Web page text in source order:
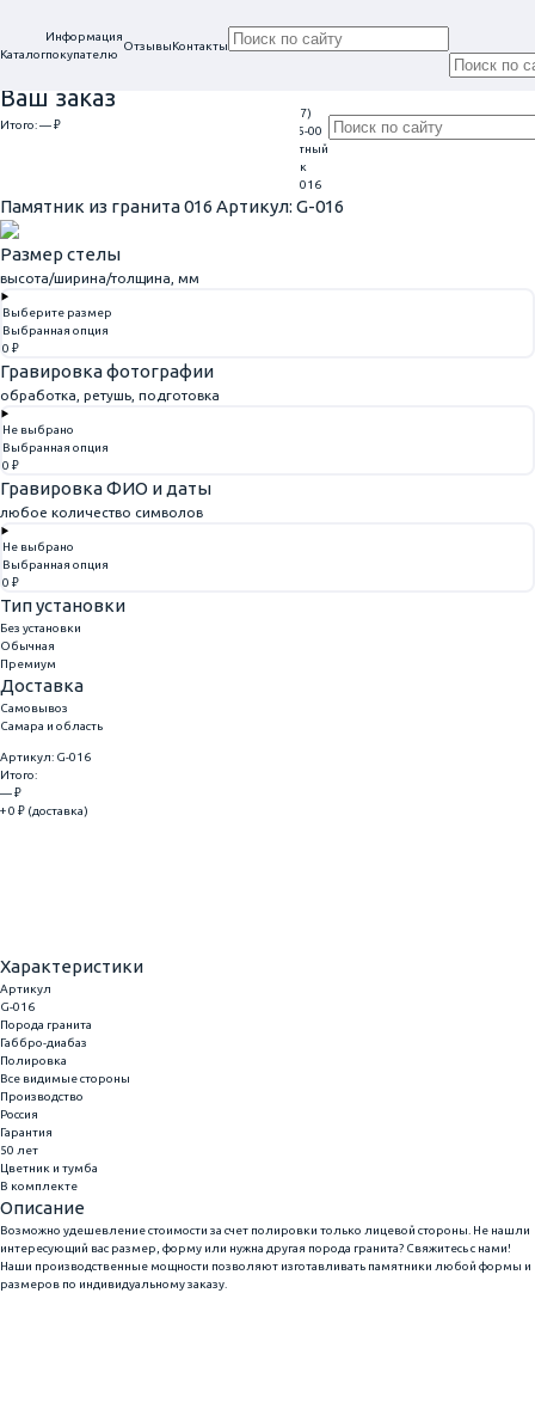
Каталог
Информация
покупателю
ОтзывыКонтакты
Ваш заказ
Итого:— ₽
Проконсультируем
+7 (917)
113-05-00
Обратный
звонок
Памятник из гранита 016
Памятник из гранита 016 Артикул: G-016
Размер стелы
высота/ширина/толщина, мм
Выберите размер
Выбранная опция
0 ₽
Гравировка фотографии
обработка, ретушь, подготовка
Не выбрано
Выбранная опция
0 ₽
Гравировка ФИО и даты
любое количество символов
Не выбрано
Выбранная опция
0 ₽
Тип установки
Без установки
Обычная
Премиум
Доставка
Самовывоз
Самара и область
Артикул: G-016
Итого:
— ₽
+ 0 ₽ (доставка)
Характеристики
Артикул
G-016
Порода гранита
Габбро-диабаз
Полировка
Все видимые стороны
Производство
Россия
Гарантия
50 лет
Цветник и тумба
В комплекте
Описание
Возможно удешевление стоимости за счет полировки только лицевой стороны. Не нашли
интересующий вас размер, форму или нужна другая порода гранита? Свяжитесь с нами!
Наши производственные мощности позволяют изготавливать памятники любой формы и
размеров по индивидуальному заказу.